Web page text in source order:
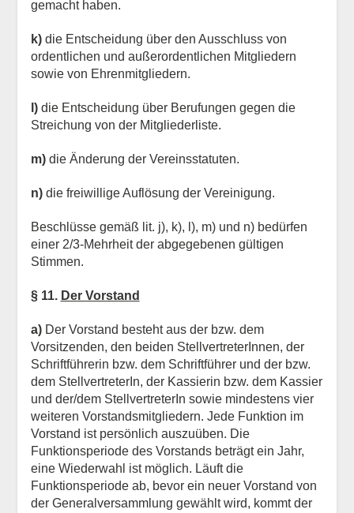
gemacht haben.
k)die Entscheidung über den Ausschluss von
ordentlichen und außerordentlichen Mitgliedern
sowie von Ehrenmitgliedern.
l)die Entscheidung über Berufungen gegen die
Streichung von der Mitgliederliste.
m)die Änderung der Vereinsstatuten.
n)die freiwillige Auflösung der Vereinigung.
Beschlüsse gemäß lit. j), k), l), m) und n) bedürfen
einer 2/3-Mehrheit der abgegebenen gültigen
Stimmen.
§ 11. Der Vorstand
a)Der Vorstand besteht aus der bzw. dem
Vorsitzenden, den beiden StellvertreterInnen, der
Schriftführerin bzw. dem Schriftführer und der bzw.
dem StellvertreterIn, der Kassierin bzw. dem Kassier
und der/dem StellvertreterIn sowie mindestens vier
weiteren Vorstandsmitgliedern. Jede Funktion im
Vorstand ist persönlich auszuüben. Die
Funktionsperiode des Vorstands beträgt ein Jahr,
eine Wiederwahl ist möglich. Läuft die
Funktionsperiode ab, bevor ein neuer Vorstand von
der Generalversammlung gewählt wird, kommt der